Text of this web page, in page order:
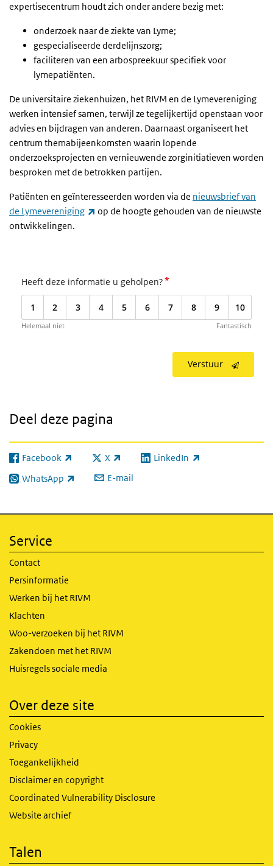
expertisecentrum houdt zich onder andere bezig met:
onderzoek naar de ziekte van Lyme;
gespecialiseerde derdelijnszorg;
faciliteren van een arbospreekuur specifiek voor
lymepatiënten.
De universitaire ziekenhuizen, het RIVM en de Lymevereniging
werken intensief samen, terwijl ze tegelijkertijd openstaan voor
advies en bijdragen van anderen. Daarnaast organiseert het
centrum themabijeenkomsten waarin lopende
onderzoeksprojecten en vernieuwende zorginitiatieven worden
besproken met de betrokken partijen.
Patiënten en geïnteresseerden worden via de nieuwsbrief van
de Lymevereniging
(externe link)
op de hoogte gehouden van de nieuwste
ontwikkelingen.
Heeft deze informatie u geholpen?*
1 2 3 4 5 6 7 8 9 10
Helemaal niet Fantastisch
Verstuur
Deel deze pagina
Facebook
(externe link) X
(externe link) LinkedIn
(externe link)
WhatsApp
(externe link) E-mail
Service
Contact
Persinformatie
Werken bij het RIVM
Klachten
Woo-verzoeken bij het RIVM
Zakendoen met het RIVM
Huisregels sociale media
Over deze site
Cookies
Privacy
Toegankelijkheid
Disclaimer en copyright
Coordinated Vulnerability Disclosure
Website archief
Talen